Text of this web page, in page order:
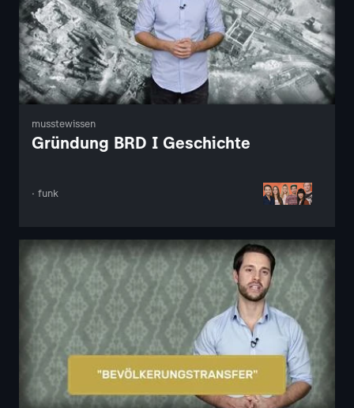
musstewissen
Gründung BRD I Geschichte
· funk